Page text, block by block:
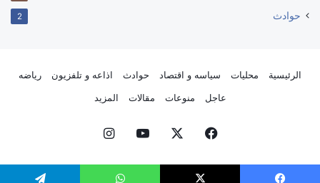
حوادث 2
الرئيسية محليات سياسه و اقتصاد حوادث اذاعه و تلفزيون
رياضه
عاجل
منوعات مقالات المزيد
فيسبوك ‫YouTubeانستقرام